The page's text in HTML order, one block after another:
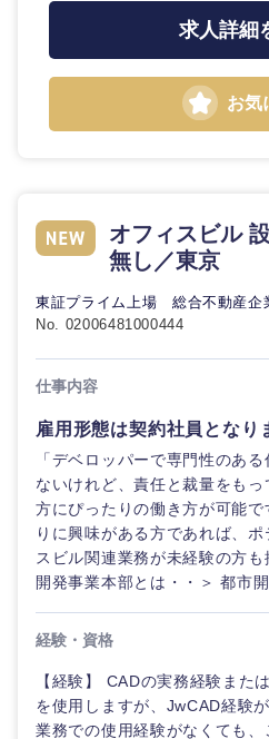
求人詳細
お気
オフィスビル
無し／東京
東証プライム上場 総合不動産企
No. 02006481000444
仕事内容
雇用形態は契約社員となり
「デベロッパーで専門性のあ
ないけれど、責任と裁量をも
方にぴったりの働き方が可能で
りに興味がある方であれば、
スビル関連業務が未経験の方
開発事業本部とは・・＞ 都市
経験・資格
【経験】 CADの実務経験また
を使用しますが、JwCAD経験
業務での使用経験がなくても